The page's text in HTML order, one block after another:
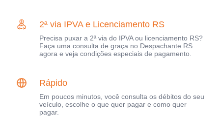
2ª via IPVA e Licenciamento RS
Precisa puxar a 2ª via do IPVA ou licenciamento RS?
Faça uma consulta de graça no Despachante RS
agora e veja condições especiais de pagamento.
Rápido
Em poucos minutos, você consulta os débitos do seu
veículo, escolhe o que quer pagar e como quer
pagar.